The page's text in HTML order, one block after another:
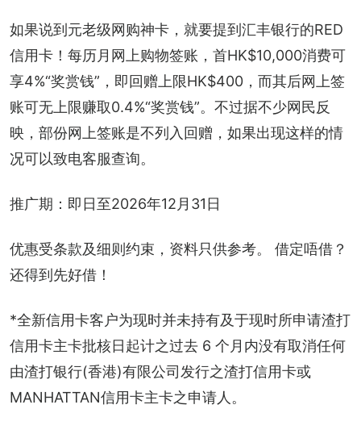
如果说到元老级网购神卡，就要提到汇丰银行的RED
信用卡！每历月网上购物签账，首HK$10,000消费可
享4%“奖赏钱”，即回赠上限HK$400，而其后网上签
账可无上限赚取0.4%“奖赏钱”。不过据不少网民反
映，部份网上签账是不列入回赠，如果出现这样的情
况可以致电客服查询。
推广期：即日至2026年12月31日
优惠受条款及细则约束，资料只供参考。 借定唔借？
还得到先好借！
*全新信用卡客户为现时并未持有及于现时所申请渣打
信用卡主卡批核日起计之过去 6 个月内没有取消任何
由渣打银行(香港)有限公司发行之渣打信用卡或
MANHATTAN信用卡主卡之申请人。